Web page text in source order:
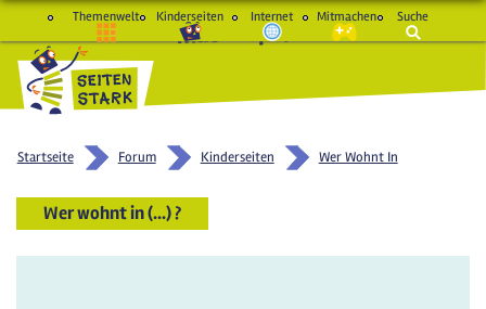
Themenwelt Kinderseiten Internet Mitmachen Suche
macht Spaß und schlau
Startseite Forum Kinderseiten Wer Wohnt In
Wer wohnt in (...) ?